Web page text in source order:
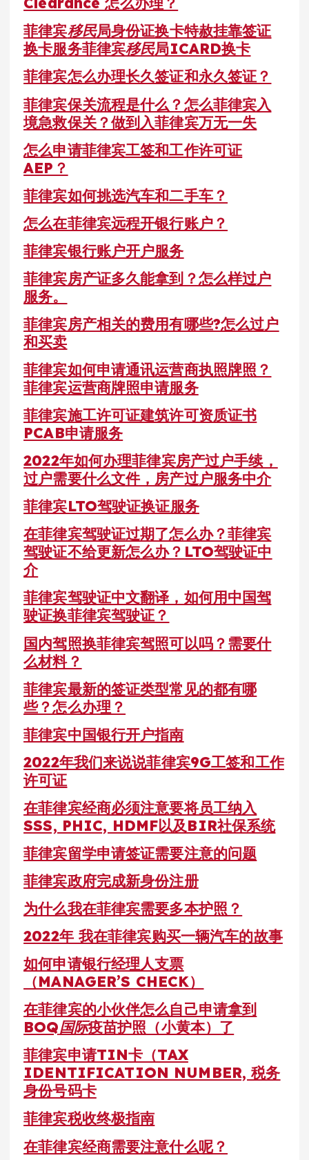
菲律宾移民局身份证换卡特赦挂靠签证
换卡服务菲律宾移民局ICARD换卡
菲律宾怎么办理长久签证和永久签证？
菲律宾保关流程是什么？怎么菲律宾入
境急救保关？做到入菲律宾万无一失
怎么申请菲律宾工签和工作许可证
AEP？
菲律宾如何挑选汽车和二手车？
怎么在菲律宾远程开银行账户？
菲律宾银行账户开户服务
菲律宾房产证多久能拿到？怎么样过户
服务。
菲律宾房产相关的费用有哪些?怎么过户
和买卖
菲律宾如何申请通讯运营商执照牌照？
菲律宾运营商牌照申请服务
菲律宾施工许可证建筑许可资质证书
PCAB申请服务
2022年如何办理菲律宾房产过户手续，
过户需要什么文件，房产过户服务中介
菲律宾LTO驾驶证换证服务
在菲律宾驾驶证过期了怎么办？菲律宾
驾驶证不给更新怎么办？LTO驾驶证中
介
菲律宾驾驶证中文翻译，如何用中国驾
驶证换菲律宾驾驶证？
国内驾照换菲律宾驾照可以吗？需要什
么材料？
菲律宾最新的签证类型常见的都有哪
些？怎么办理？
菲律宾中国银行开户指南
2022年我们来说说菲律宾9G工签和工作
许可证
在菲律宾经商必须注意要将员工纳入
SSS, PHIC, HDMF以及BIR社保系统
菲律宾留学申请签证需要注意的问题
菲律宾政府完成新身份注册
为什么我在菲律宾需要多本护照？
2022年 我在菲律宾购买一辆汽车的故事
如何申请银行经理人支票
（MANAGER’S CHECK）
在菲律宾的小伙伴怎么自己申请拿到
BOQ国际疫苗护照（小黄本）了
菲律宾申请TIN卡（TAX
IDENTIFICATION NUMBER, 税务
身份号码卡
菲律宾税收终极指南
在菲律宾经商需要注意什么呢？